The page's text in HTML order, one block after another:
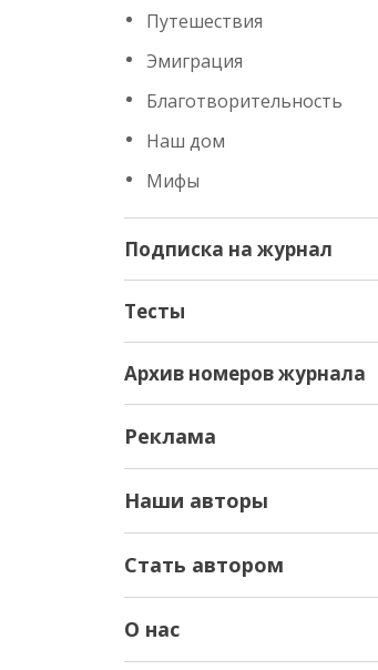
Путешествия
Эмиграция
Благотворительность
Наш дом
Мифы
Подписка на журнал
Тесты
Архив номеров журнала
Реклама
Наши авторы
Стать автором
О нас